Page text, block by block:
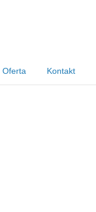
Oferta Kontakt